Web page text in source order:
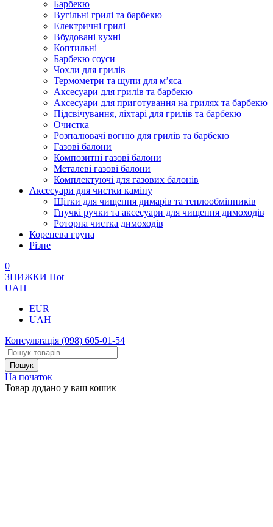
Барбекю
Вугільні грилі та барбекю
Електричні грилі
Вбудовані кухні
Коптильні
Барбекю соуси
Чохли для грилів
Термометри та щупи для м’яса
Аксесуари для грилів та барбекю
Аксесуари для приготування на грилях та барбекю
Підсвічування, ліхтарі для грилів та барбекю
Очистка
Розпалювачі вогню для грилів та барбекю
Газові балони
Композитні газові балони
Металеві газові балони
Комплектуючі для газових балонів
Аксесуари для чистки каміну
Щітки для чищення димарів та теплообмінників
Гнучкі ручки та аксесуари для чищення димоходів
Роторна чистка димоходів
Коренева група
Різне
0
ЗНИЖКИ Hot
UAH
EUR
UAH
Консультація (098) 605-01-54
На початок
Товар додано у ваш кошик